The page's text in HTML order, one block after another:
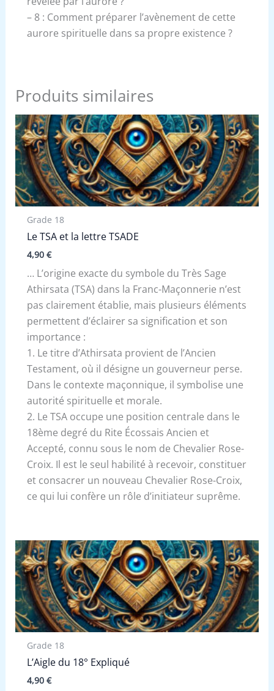
– 8 : Comment préparer l’avènement de cette
aurore spirituelle dans sa propre existence ?
Produits similaires
Grade 18
Le TSA et la lettre TSADE
4,90 €
… L’origine exacte du symbole du Très Sage
Athirsata (TSA) dans la Franc-Maçonnerie n’est
pas clairement établie, mais plusieurs éléments
permettent d’éclairer sa signification et son
importance :
1. Le titre d’Athirsata provient de l’Ancien
Testament, où il désigne un gouverneur perse.
Dans le contexte maçonnique, il symbolise une
autorité spirituelle et morale.
2. Le TSA occupe une position centrale dans le
18ème degré du Rite Écossais Ancien et
Accepté, connu sous le nom de Chevalier Rose-
Croix. Il est le seul habilité à recevoir, constituer
et consacrer un nouveau Chevalier Rose-Croix,
ce qui lui confère un rôle d’initiateur suprême.
Grade 18
L’Aigle du 18° Expliqué
4,90 €